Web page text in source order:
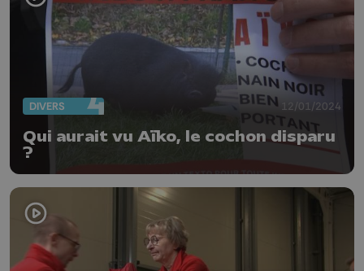
DIVERS 12/01/2024
Qui aurait vu Aïko, le cochon disparu
?